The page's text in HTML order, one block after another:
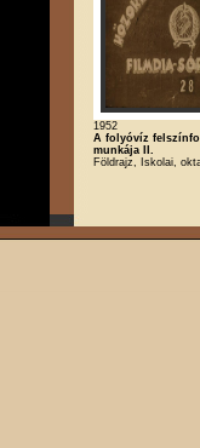
1952
A folyóvíz
munkája II.
Földrajz, Iskolai,